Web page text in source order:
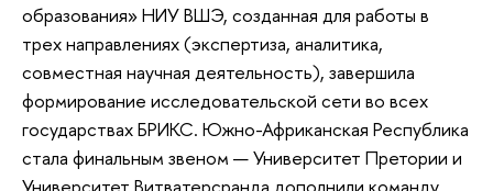
образования» НИУ ВШЭ, созданная для работы в
трех направлениях (экспертиза, аналитика,
совместная научная деятельность), завершила
формирование исследовательской сети во всех
государствах БРИКС. Южно-Африканская Республика
стала финальным звеном — Университет Претории и
Университет Витватерсранда дополнили команду